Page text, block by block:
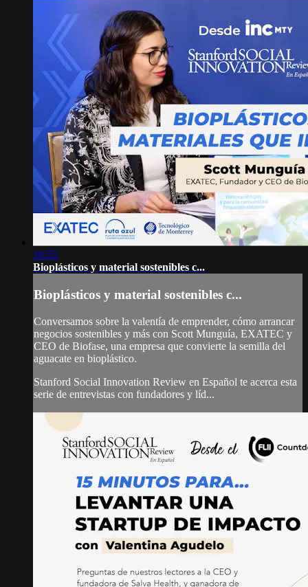
16:55
Bioplásticos y material sostenibles c...
Bioplásticos y material sostenibles c...
Conversamos sobre la valentía de emprender, cómo arrancar
negocios sostenibles y más con Scott Munguía, EXATEC y
CEO de Biofase, una empresa que convierte la semilla del
aguacate en bioplástico.
Stanford Social Innovation Review en Español te acerca esta
serie de entrevistas con fundadores y líd...